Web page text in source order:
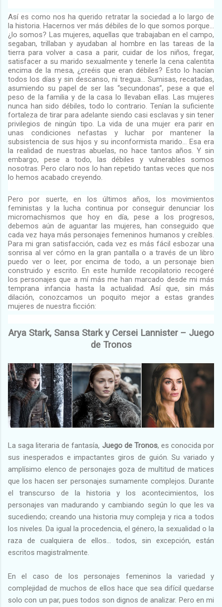
Así es como nos ha querido retratar la sociedad a lo largo de
la historia. Hacernos ver más débiles de lo que somos porque…
¿lo somos? Las mujeres, aquellas que trabajaban en el campo,
segaban, trillaban y ayudaban al hombre en las tareas de la
tierra para volver a casa a parir, cuidar de los niños, fregar,
satisfacer a su marido sexualmente y tenerle la cena calentita
encima de la mesa, ¿creéis que eran débiles? Esto lo hacían
todos los días y sin descanso, ni tregua… Sumisas, recatadas,
asumiendo su papel de ser las “secundonas”, pese a que el
peso de la familia y de la casa lo llevaban ellas. Las mujeres
nunca han sido débiles, todo lo contrario. Tenían la suficiente
fortaleza de tirar para adelante siendo casi esclavas y sin tener
privilegios de ningún tipo. La vida de una mujer era parir en
unas condiciones nefastas y luchar por mantener la
subsistencia de sus hijos y su inconformista marido… Esa era
la realidad de nuestras abuelas, no hace tantos años. Y sin
embargo, pese a todo, las débiles y vulnerables somos
nosotras. Pero claro nos lo han repetido tantas veces que nos
lo hemos acabado creyendo.
Pero por suerte, en los últimos años, los movimientos
feministas y la lucha continua por conseguir denunciar los
micromachismos que hoy en día, pese a los progresos,
debemos aún de aguantar las mujeres, han conseguido que
cada vez haya más personajes femeninos humanos y creíbles.
Para mi gran satisfacción, cada vez es más fácil esbozar una
sonrisa al ver cómo en la gran pantalla o a través de un libro
puedo ver o leer, por encima de todo, a un personaje bien
construido y escrito. En este humilde recopilatorio recogeré
los personajes que a mí más me han marcado desde mi más
temprana infancia hasta la actualidad. Así que, sin más
dilación, conozcamos un poquito mejor a estas grandes
mujeres de nuestra ficción:
Arya Stark, Sansa Stark y Cersei Lannister – Juego
de Tronos
La saga literaria de fantasía, Juego de Tronos, es conocida por
sus inesperados e impactantes giros de guión. Su variado y
amplísimo elenco de personajes goza de multitud de matices
que los hacen ser personajes sumamente complejos. Durante
el transcurso de la historia y los acontecimientos, los
personajes van madurando y cambiando según lo que les va
sucediendo; creando una historia muy compleja y rica a todos
los niveles. Da igual la procedencia, el género, la sexualidad o la
raza de cualquiera de ellos… todos, sin excepción, están
escritos magistralmente.
En el caso de los personajes femeninos la variedad y
complejidad de muchos de ellos hace que sea difícil quedarse
solo con un par, pues todos son dignos de analizar. Pero en mi